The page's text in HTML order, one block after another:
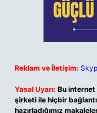
Reklam ve İletişim:
Yasal Uyarı: Bu internet
şirketi ile hiçbir
hazırladığımız